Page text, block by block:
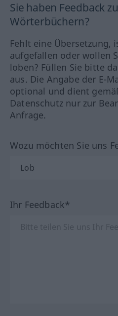
Sie haben Feedback
Wörterbüchern?
Fehlt eine Übersetzung,
aufgefallen oder wollen
loben? Füllen Sie bitte
aus. Die Angabe der E-
optional und dient
Datenschutz nur zur
Anfrage.
Wozu möchten Sie uns
Ihr Feedback*